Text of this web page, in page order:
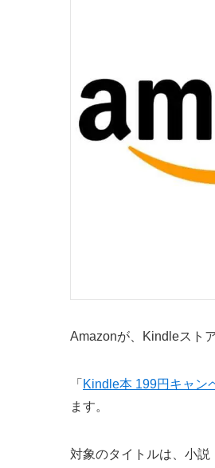
Amazonが、Kindleスト
「 Kindle本 199円キャン
ます。
対象のタイトルは、小